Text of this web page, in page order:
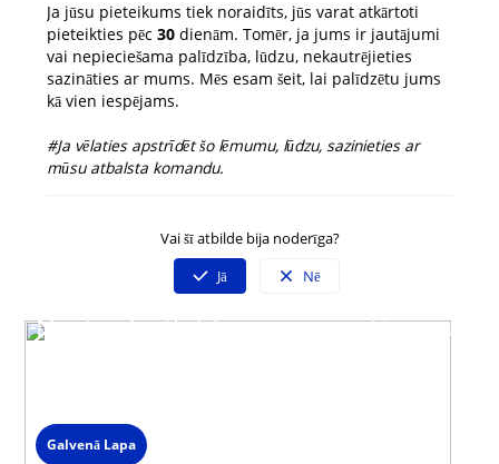
Ja jūsu pieteikums tiek noraidīts, jūs varat atkārtoti
pieteikties pēc 30 dienām. Tomēr, ja jums ir jautājumi
vai nepieciešama palīdzība, lūdzu, nekautrējieties
sazināties ar mums. Mēs esam šeit, lai palīdzētu jums
kā vien iespējams.
#Ja vēlaties apstrīdēt šo lēmumu, lūdzu, sazinieties ar
mūsu atbalsta komandu.
Vai šī atbilde bija noderīga?
Jā
Nē
Neatradi atbildi uz savu jautājumu?
Galvenā Lapa